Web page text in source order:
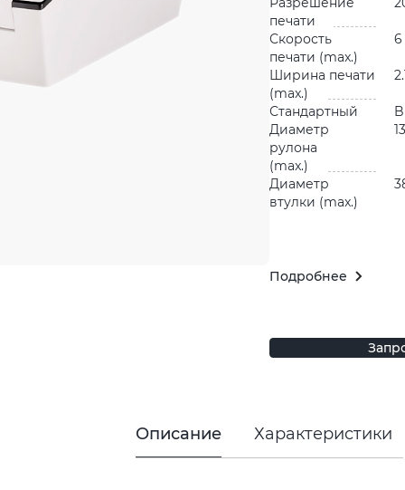
печати
Скорость
печати (max.)
6
Ширина печати
(max.)
Стандартный
Диаметр
рулона
(max.)
Диаметр
втулки (max.)
Подробнее
Описание Характеристики